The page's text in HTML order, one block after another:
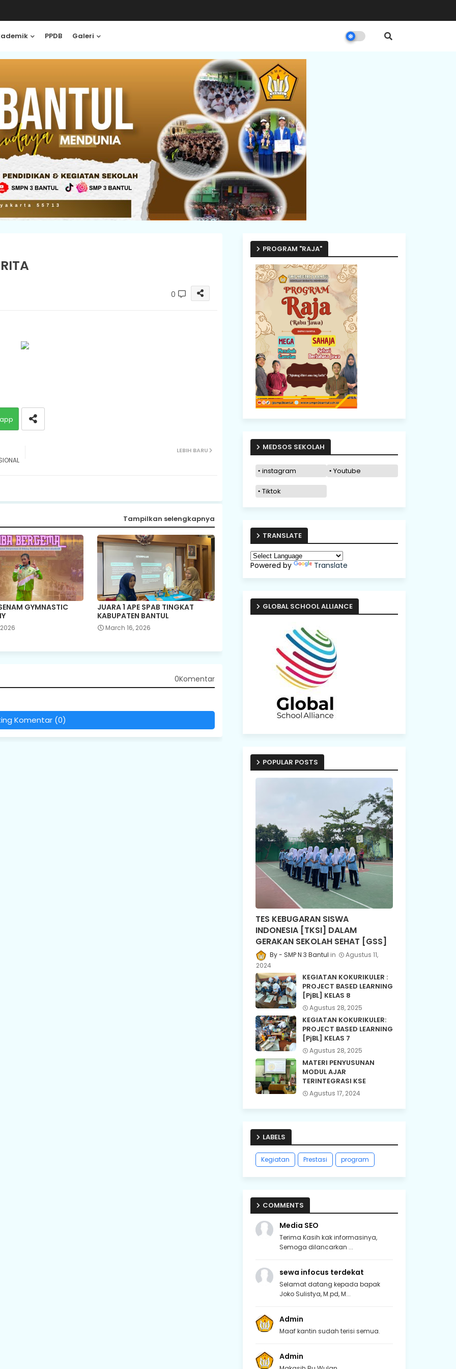
PPDB Galeri
0
LEBIH BARU
Tampilkan selengkapnya
GYMNASTIC
JUARA 1 APE SPAB TINGKAT
KABUPATEN BANTUL
March 16, 2026
0Komentar
Komentar (0)
PROGRAM "RAJA"
MEDSOS SEKOLAH
instagram Youtube
Tiktok
TRANSLATE
Powered by Translate
GLOBAL SCHOOL ALLIANCE
POPULAR POSTS
TES KEBUGARAN SISWA
INDONESIA [TKSI] DALAM
GERAKAN SEKOLAH SEHAT [GSS]
SMP N 3 Bantul
Agustus 11,
2024
KEGIATAN KOKURIKULER :
PROJECT BASED LEARNING
[PjBL] KELAS 8
Agustus 28, 2025
KEGIATAN KOKURIKULER:
PROJECT BASED LEARNING
[PjBL] KELAS 7
Agustus 28, 2025
MATERI PENYUSUNAN
MODUL AJAR
TERINTEGRASI KSE
Agustus 17, 2024
LABELS
Kegiatan Prestasi program
COMMENTS
Media SEO
Terima Kasih kak informasinya,
Semoga dilancarkan ...
sewa infocus terdekat
Selamat datang kepada bapak
Joko Sulistya, M.pd, M...
Admin
Maaf kantin sudah terisi semua.
Admin